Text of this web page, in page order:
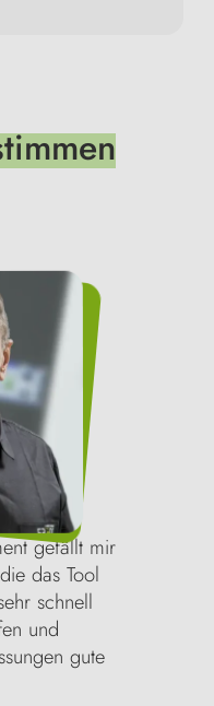
gefällt mir
das Tool
schnell
und
gute